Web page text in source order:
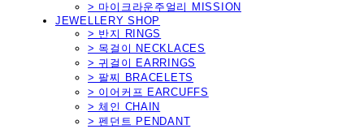
> 마이크라운주얼리 MISSION
JEWELLERY SHOP
> 반지 RINGS
> 목걸이 NECKLACES
> 귀걸이 EARRINGS
> 팔찌 BRACELETS
> 이어커프 EARCUFFS
> 체인 CHAIN
> 펜던트 PENDANT